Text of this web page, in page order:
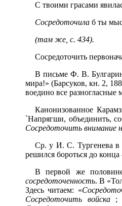
С твоими грасами
Сосредоточилаб ты
(там же, с. 434).
Сосредоточить
В письме Ф. В.
мира!» (Барсуков, кн. 2,
воедино все разногласные
Канонизованное
`Напрягши, объединить,
Сосредоточить внимание
Ср. у И. С. Тургенева в
решился бороться до
В первой же
сосредоточенность. В
Здесь читаем: «
Сосредоточить войска;